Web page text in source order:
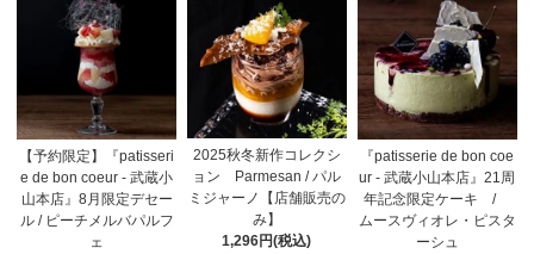
【予約限定】『patisseri
e de bon coeur - 武蔵小
山本店』8月限定デセー
ル / ピーチメルバパルフ
ェ
2025秋冬新作コレクシ
ョン Parmesan / パル
ミジャーノ【店舗販売の
み】
1,296円(税込)
『patisserie de bon coe
ur - 武蔵小山本店』21周
年記念限定ケーキ /
ムースヴィオレ・ピスタ
ーシュ